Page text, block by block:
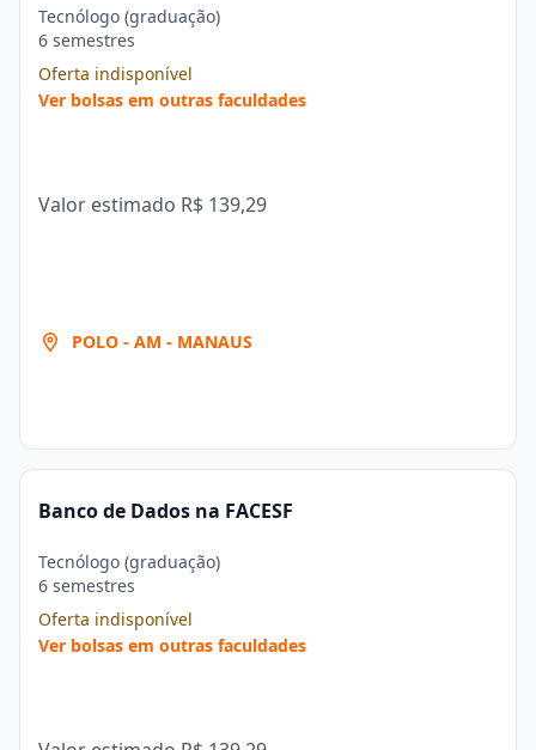
Tecnólogo (graduação)
6 semestres
Oferta indisponível
Ver bolsas em outras faculdades
Valor estimado R$ 139,29
POLO - AM - MANAUS
Banco de Dados na FACESF
Tecnólogo (graduação)
6 semestres
Oferta indisponível
Ver bolsas em outras faculdades